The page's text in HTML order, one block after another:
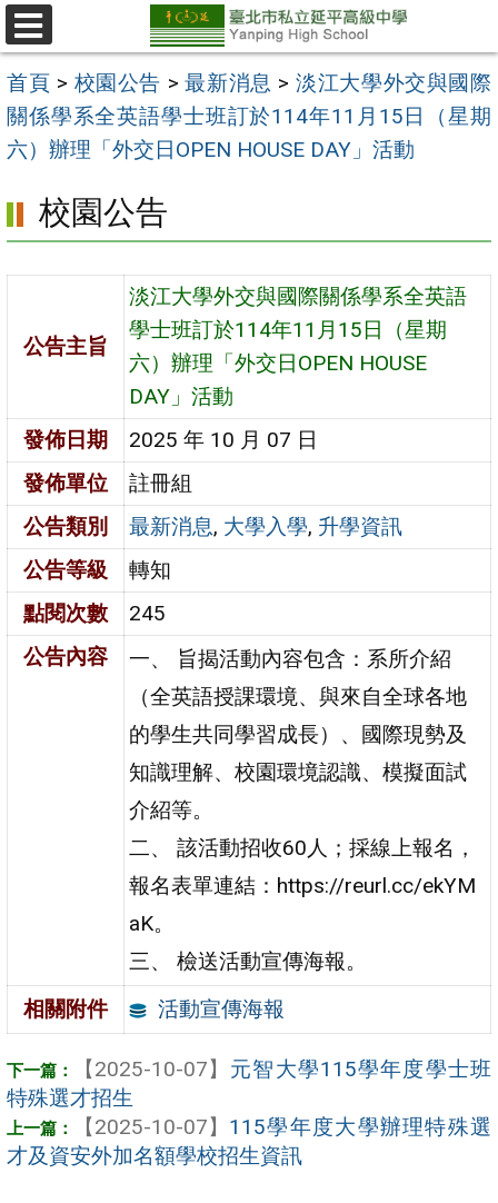
跳
至
主
要
內
選
單
首頁 > 校園公告 >最新消息 > 淡江大學外交與國際
關係學系全英語學士班訂於114年11月15日（星期
六）辦理「外交日OPEN HOUSE DAY」活動
校園公告
公告主旨
淡江大學外交與國際關係學系全英語
學士班訂於114年11月15日（星期
六）辦理「外交日OPEN HOUSE
DAY」活動
發佈日期
2025 年 10 月 07 日
發佈單位
註冊組
公告類別
最新消息, 大學入學, 升學資訊
公告等級
轉知
點閱次數
245
公告內容
一、 旨揭活動內容包含：系所介紹
（全英語授課環境、與來自全球各地
的學生共同學習成長）、國際現勢及
知識理解、校園環境認識、模擬面試
介紹等。
二、 該活動招收60人；採線上報名，
報名表單連結：https://reurl.cc/ekYM
aK。
三、 檢送活動宣傳海報。
相關附件
活動宣傳海報
【2025-10-07】 元智大學115學年度學士班
特殊選才招生
【2025-10-07】 115學年度大學辦理特殊選
才及資安外加名額學校招生資訊